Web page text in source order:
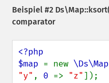
Beispiel #2
comparator
<?php
$map = new \Ds\Map
"y" , 0 => "z"]);